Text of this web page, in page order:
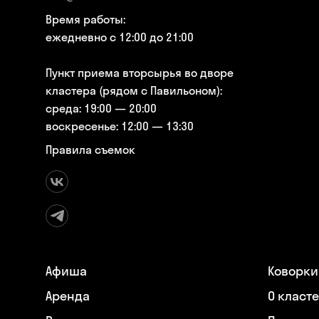
Время работы:
ежедневно с 12:00 до 21:00
Пункт приема вторсырья во дворе
кластера (рядом с Павильоном):
среда: 19:00 — 20:00
воскресенье: 12:00 — 13:30
Правила съемок
Афиша
Аренда
О